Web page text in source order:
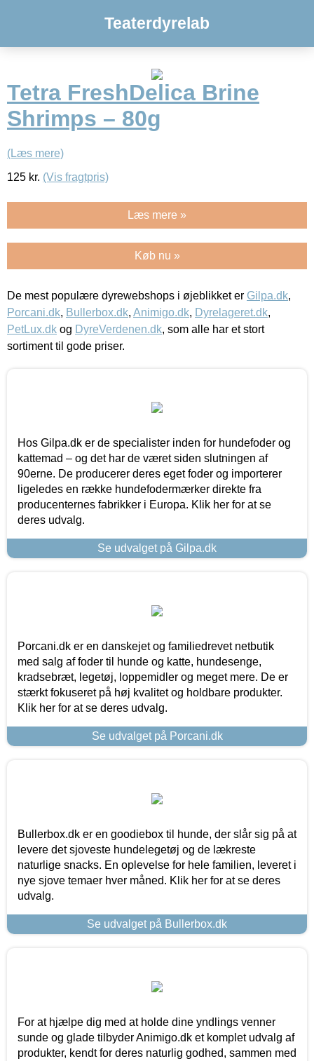
Teaterdyrelab
Tetra FreshDelica Brine
Shrimps – 80g
(Læs mere)
125 kr. (Vis fragtpris)
Læs mere »
Køb nu »
De mest populære dyrewebshops i øjeblikket er Gilpa.dk,
Porcani.dk, Bullerbox.dk, Animigo.dk, Dyrelageret.dk,
PetLux.dk og DyreVerdenen.dk, som alle har et stort
sortiment til gode priser.
Hos Gilpa.dk er de specialister inden for hundefoder og
kattemad – og det har de været siden slutningen af
90erne. De producerer deres eget foder og importerer
ligeledes en række hundefodermærker direkte fra
producenternes fabrikker i Europa. Klik her for at se
deres udvalg.
Se udvalget på Gilpa.dk
Porcani.dk er en danskejet og familiedrevet netbutik
med salg af foder til hunde og katte, hundesenge,
kradsebræt, legetøj, loppemidler og meget mere. De er
stærkt fokuseret på høj kvalitet og holdbare produkter.
Klik her for at se deres udvalg.
Se udvalget på Porcani.dk
Bullerbox.dk er en goodiebox til hunde, der slår sig på at
levere det sjoveste hundelegetøj og de lækreste
naturlige snacks. En oplevelse for hele familien, leveret i
nye sjove temaer hver måned. Klik her for at se deres
udvalg.
Se udvalget på Bullerbox.dk
For at hjælpe dig med at holde dine yndlings venner
sunde og glade tilbyder Animigo.dk et komplet udvalg af
produkter, kendt for deres naturlig godhed, sammen med